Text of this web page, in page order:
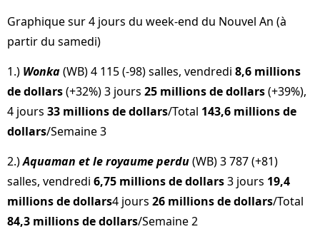
Graphique sur 4 jours du week-end du Nouvel An (à
partir du samedi)
1.) Wonka(WB) 4 115 (-98) salles, vendredi 8,6 millions
de dollars(+32%) 3 jours 25 millions de dollars(+39%),
4 jours 33 millions de dollars/Total 143,6 millions de
dollars/Semaine 3
2.)Aquaman et le royaume perdu(WB) 3 787 (+81)
salles, vendredi 6,75 millions de dollars3 jours 19,4
millions de dollars4 jours 26 millions de dollars/Total
84,3 millions de dollars/Semaine 2